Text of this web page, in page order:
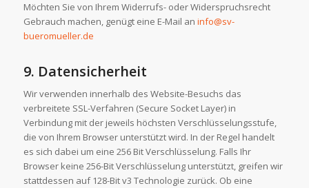
Möchten Sie von Ihrem Widerrufs- oder Widerspruchsrecht
Gebrauch machen, genügt eine E-Mail an info@sv-
bueromueller.de
9. Datensicherheit
Wir verwenden innerhalb des Website-Besuchs das
verbreitete SSL-Verfahren (Secure Socket Layer) in
Verbindung mit der jeweils höchsten Verschlüsselungsstufe,
die von Ihrem Browser unterstützt wird. In der Regel handelt
es sich dabei um eine 256 Bit Verschlüsselung. Falls Ihr
Browser keine 256-Bit Verschlüsselung unterstützt, greifen wir
stattdessen auf 128-Bit v3 Technologie zurück. Ob eine